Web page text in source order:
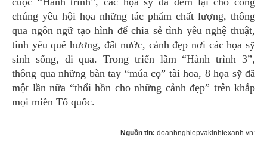
chúng yêu hội họa những tác phẩm chất lượng, thông
qua ngôn ngữ tạo hình để chia sẻ tình yêu nghệ thuật,
tình yêu quê hương, đất nước, cảnh đẹp nơi các họa sỹ
sinh sống, đi qua. Trong triển lãm “Hành trình 3”,
thông qua những bàn tay “múa cọ” tài hoa, 8 họa sỹ đã
một lần nữa “thổi hồn cho những cảnh đẹp” trên khắp
mọi miền Tổ quốc.
Nguồn tin: doanhnghiepvakinhtexanh.vn: